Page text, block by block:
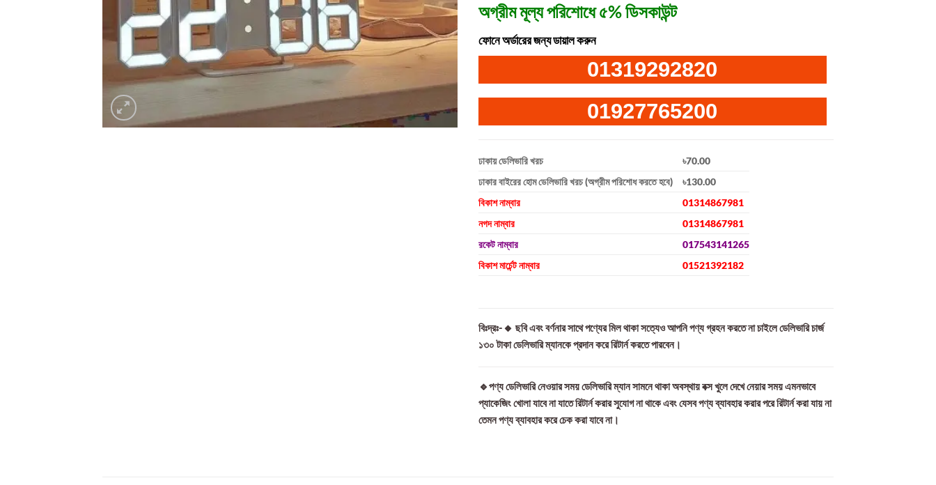
অগ্রীম মূল্য পরিশোধে ৫% ডিসকাউন্ট
ফোনে অর্ডারের জন্য ডায়াল করুন
01319292820
01927765200
ঢাকায় ডেলিভারি খরচ
৳70.00
ঢাকার বাইরের হোম ডেলিভারি খরচ (অগ্রীম পরিশোধ করতে হবে)
৳130.00
বিকাশ নাম্বার
01314867981
নগদ নাম্বার
01314867981
রকেট নাম্বার
017543141265
বিকাশ মার্চেন্ট নাম্বার
01521392182
বিঃদ্রঃ-🔸 ছবি এবং বর্ণনার সাথে পণ্যের মিল থাকা সত্যেও আপনি পণ্য গ্রহন করতে না চাইলে ডেলিভারি চার্জ
১৩০ টাকা ডেলিভারি ম্যানকে প্রদান করে রিটার্ন করতে পারবেন।
🔹পণ্য ডেলিভারি নেওয়ার সময় ডেলিভারি ম্যান সামনে থাকা অবস্থায় বক্স খুলে দেখে নেয়ার সময় এমনভাবে
প্যাকেজিং খোলা যাবে না যাতে রিটার্ন করার সুযোগ না থাকে এবং যেসব পণ্য ব্যাবহার করার পরে রিটার্ন করা যায় না
তেমন পণ্য ব্যাবহার করে চেক করা যাবে না।